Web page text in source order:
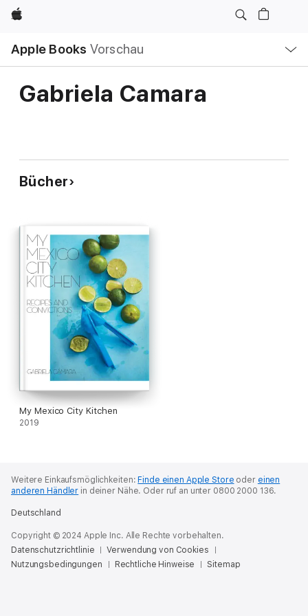
Apple
Apple Books Vorschau
Navigation
Menü
öffnen
Gabriela Camara
Bücher
My Mexico City Kitchen
2019
Weitere Einkaufsmöglichkeiten:Finde einen Apple Store oder einen
anderen Händler in deiner Nähe. Oder ruf an unter 0800 2000 136.
Deutschland
Copyright © 2024 Apple Inc. Alle Rechte vorbehalten.
Datenschutzrichtlinie
Verwendung von Cookies
Nutzungsbedingungen
Rechtliche Hinweise Sitemap